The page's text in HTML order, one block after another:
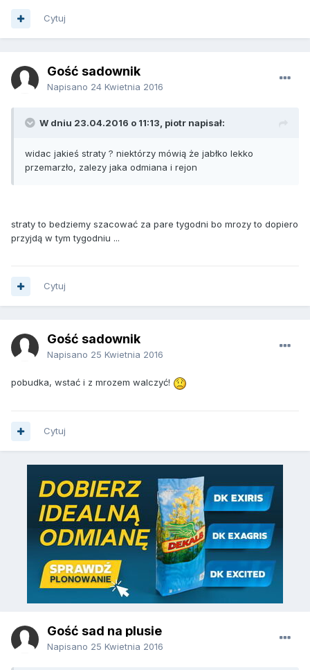
Cytuj
Gość sadownik
Napisano 24 Kwietnia 2016
W dniu 23.04.2016 o 11:13, piotr napisał:
widac jakieś straty ? niektórzy mówią że jabłko lekko
przemarzło, zalezy jaka odmiana i rejon
straty to bedziemy szacować za pare tygodni bo mrozy to dopiero
przyjdą w tym tygodniu ...
Cytuj
Gość sadownik
Napisano 25 Kwietnia 2016
pobudka, wstać i z mrozem walczyć!
Cytuj
Gość sad na plusie
Napisano 25 Kwietnia 2016